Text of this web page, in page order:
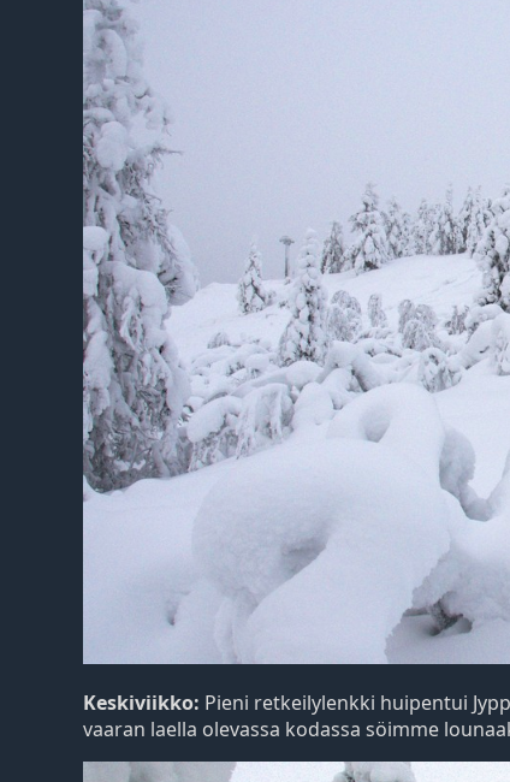
Keskiviikko: Pieni retkeilylenkki huipentui
vaaran laella olevassa kodassa söimme